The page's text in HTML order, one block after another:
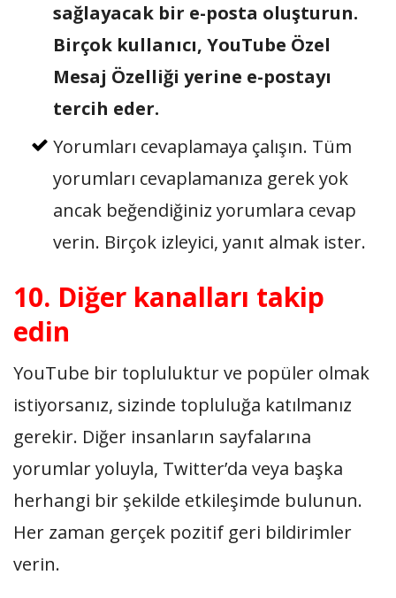
sağlayacak bir e-posta oluşturun.
Birçok kullanıcı, YouTube Özel
Mesaj Özelliği yerine e-postayı
tercih eder.
Yorumları cevaplamaya çalışın. Tüm
yorumları cevaplamanıza gerek yok
ancak beğendiğiniz yorumlara cevap
verin. Birçok izleyici, yanıt almak ister.
10. Diğer kanalları takip
edin
YouTube bir topluluktur ve popüler olmak
istiyorsanız, sizinde topluluğa katılmanız
gerekir. Diğer insanların sayfalarına
yorumlar yoluyla, Twitter’da veya başka
herhangi bir şekilde etkileşimde bulunun.
Her zaman gerçek pozitif geri bildirimler
verin.